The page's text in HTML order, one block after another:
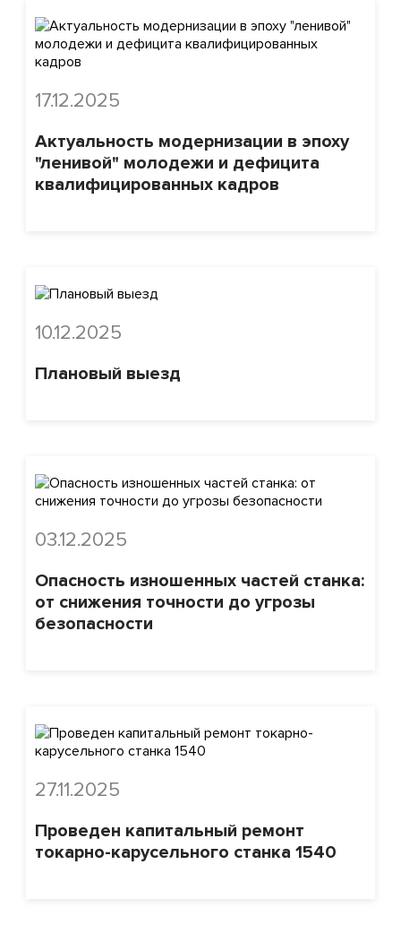
17.12.2025
Актуальность модернизации в эпоху
"ленивой" молодежи и дефицита
квалифицированных кадров
10.12.2025
Плановый выезд
03.12.2025
Опасность изношенных частей станка:
от снижения точности до угрозы
безопасности
27.11.2025
Проведен капитальный ремонт
токарно-карусельного станка 1540